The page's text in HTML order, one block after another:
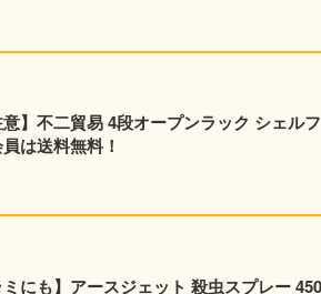
意】不二貿易 4段オープンラック シェル
は送料無料！
】アースジェット 殺虫スプレー 450ml×2本 低刺激 無香料 実質553円